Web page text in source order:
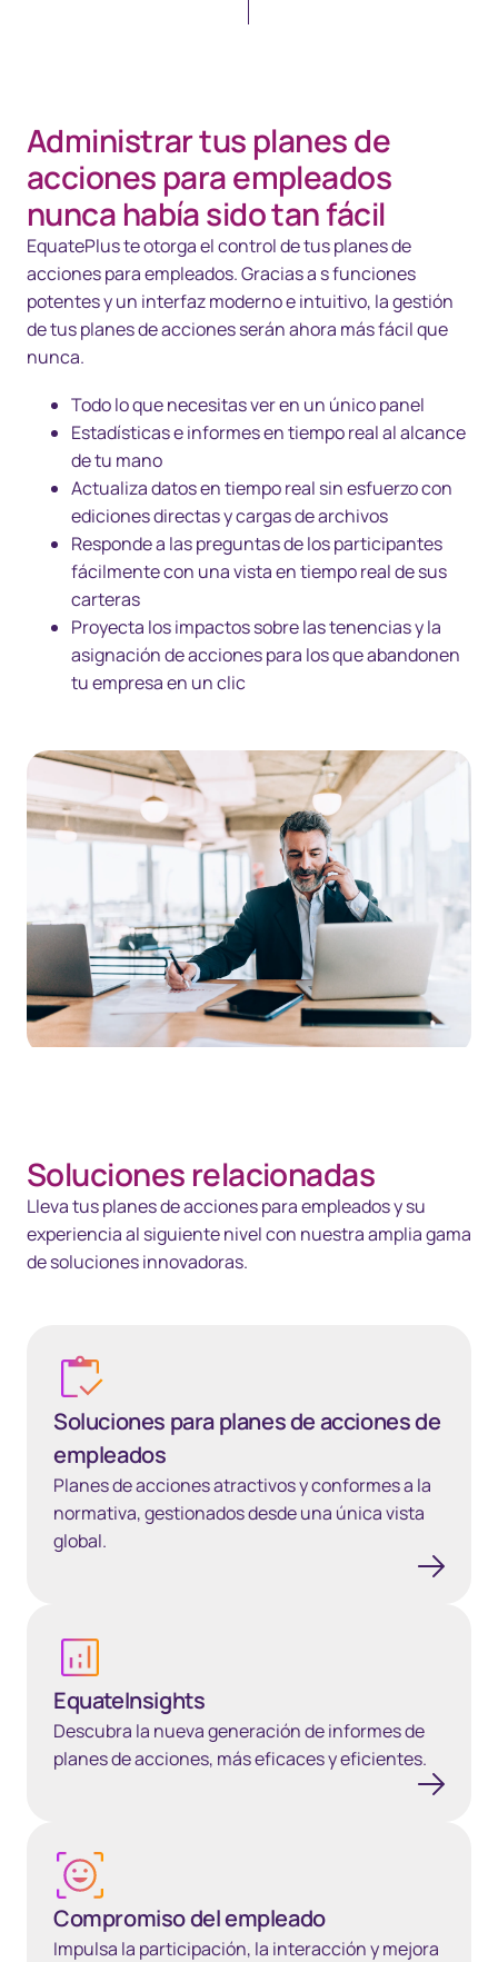
Administrar tus planes de
acciones para empleados
nunca había sido tan fácil
EquatePlus te otorga el control de tus planes de
acciones para empleados. Gracias a s funciones
potentes y un interfaz moderno e intuitivo, la gestión
de tus planes de acciones serán ahora más fácil que
nunca.
Todo lo que necesitas ver en un único panel
Estadísticas e informes en tiempo real al alcance
de tu mano
Actualiza datos en tiempo real sin esfuerzo con
ediciones directas y cargas de archivos
Responde a las preguntas de los participantes
fácilmente con una vista en tiempo real de sus
carteras
Proyecta los impactos sobre las tenencias y la
asignación de acciones para los que abandonen
tu empresa en un clic
Soluciones relacionadas
Lleva tus planes de acciones para empleados y su
experiencia al siguiente nivel con nuestra amplia gama
de soluciones innovadoras.
Soluciones para planes de acciones de
empleados
Planes de acciones atractivos y conformes a la
normativa, gestionados desde una única vista
global.
EquateInsights
Descubra la nueva generación de informes de
planes de acciones, más eficaces y eficientes.
Compromiso del empleado
Impulsa la participación, la interacción y mejora